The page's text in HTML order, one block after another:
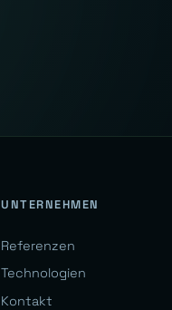
UNTERNEHMEN
Referenzen
Technologien
Kontakt